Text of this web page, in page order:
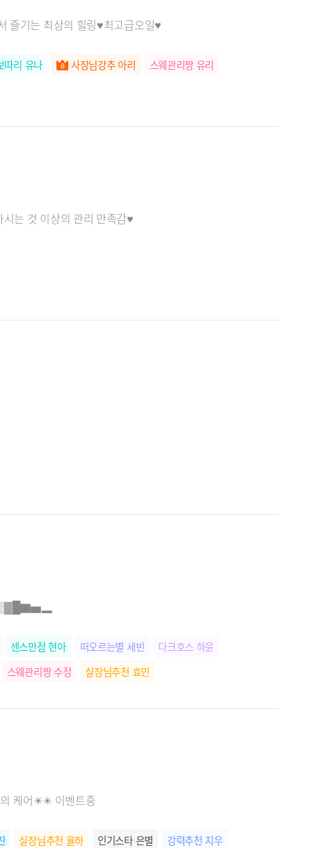
즐기는 최상의 힐링♥최고급오일♥
따리 유나 사장님강추 아리
스웨관리짱 유리
는 것 이상의 관리 만족감♥
센스만점 현아 떠오르는별 세빈
다크호스 하윤
스웨관리짱 수정 실장님추천 효민
케어✴️✴️ 이벤트중
실장님추천 율하 인기스타 은별
강력추천 지우